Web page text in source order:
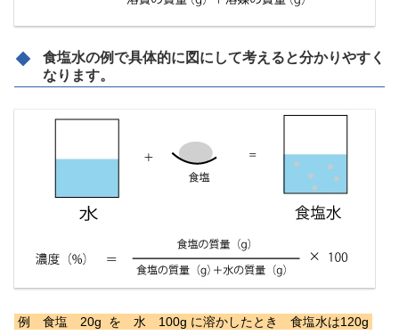
食塩水の例で具体的に図にして考えると分かりやすく
なります。
例 食塩 20g を 水 100g に溶かしたとき 食塩水は120g